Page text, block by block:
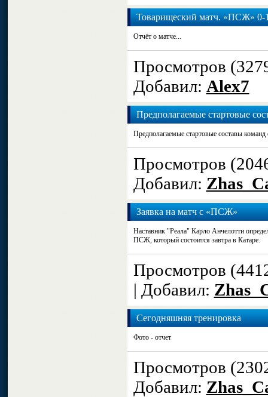
Товарищеский матч. «ПСЖ» 0-
Отчёт о матче...
Просмотров
Добавил: Alex7
Предполагаемые стартовые
Предполагаемые стартовые составы команд
Просмотров
Добавил:
Заявка на матч с «ПСЖ»
Наставник "Реала" Карло Анчелотти
ПСЖ, который состоится завтра в Катаре.
Просмотров
| Добавил:
Сегодняшняя тренировка
Фото - отчет
Просмотров
Добавил: